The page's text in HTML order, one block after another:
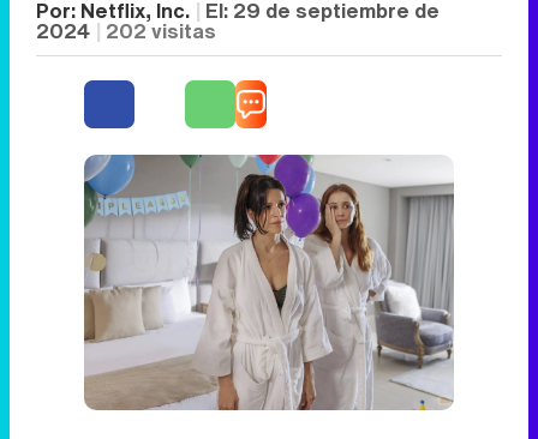
Por: Netflix, Inc. El: 29 de septiembre de
2024 202visitas